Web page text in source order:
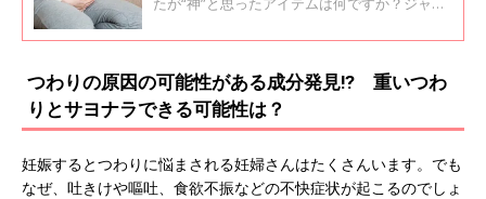
（※「夫」「実母」はナシでお願いいたしま
た。4人にひとりが選んだぶっちぎりトップは
「抱き枕」。そしてつわり期の神アイテムは
「梅」と「じゃがいも系食材」でした。総合病
し、これまでに数千人の母子のケアに携わられ
た助産師の浜脇文子先生に聞きました。
つわりの原因の可能性がある成分発見⁉ 重いつわ
りとサヨナラできる可能性は？
妊娠するとつわりに悩まされる妊婦さんはたくさんいます。でも
なぜ、吐きけや嘔吐、食欲不振などの不快症状が起こるのでしょ